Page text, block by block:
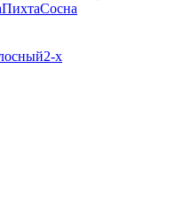
ПихтаСосна
2-х